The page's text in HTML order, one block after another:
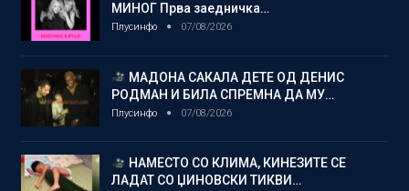
МИНОГ Прва заедничка…
Плусинфо 07/08/2026
МАДОНА САКАЛА ДЕТЕ ОД ДЕНИС
РОДМАН И БИЛА СПРЕМНА ДА МУ…
Плусинфо 07/08/2026
НАМЕСТО СО КЛИМА, КИНЕЗИТЕ СЕ
ЛАДАТ СО ЏИНОВСКИ ТИКВИ…